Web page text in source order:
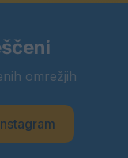
omrežjih